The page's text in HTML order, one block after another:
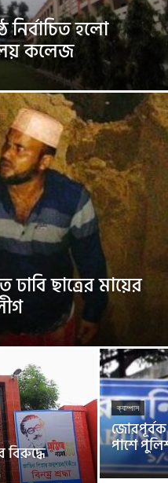
নির্বাচিত হলো
কলেজ
ছাত্রের মায়ের
ক্যাম্পাস
জোরপূর্বক
পাশে